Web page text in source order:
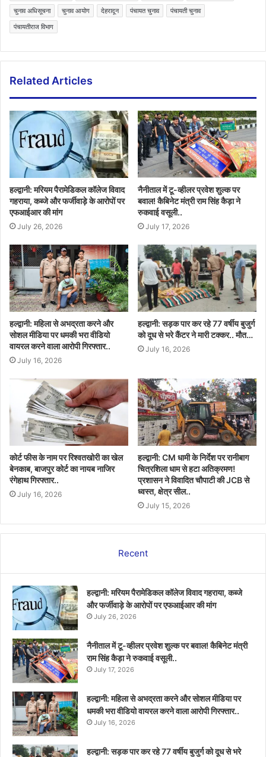
चुनाव अधिसूचना
चुनाव आयोग देहरादून पंचायत चुनाव
पंचायती चुनाव
पंचायतीराज विभाग
Related Articles
हल्द्वानी: मरियम पैरामेडिकल कॉलेज विवाद
गहराया, कब्जे और फर्जीवाड़े के आरोपों पर
एफआईआर की मांग
July 26, 2026
नैनीताल में टू-व्हीलर प्रवेश शुल्क पर
बवाल! कैबिनेट मंत्री राम सिंह कैड़ा ने
रुकवाई वसूली..
July 17, 2026
हल्द्वानी: महिला से अभद्रता करने और
सोशल मीडिया पर धमकी भरा वीडियो
वायरल करने वाला आरोपी गिरफ्तार..
July 16, 2026
हल्द्वानी: सड़क पार कर रहे 77 वर्षीय बुजुर्ग
को दूध से भरे कैंटर ने मारी टक्कर.. मौत…
July 16, 2026
कोर्ट फीस के नाम पर रिश्वतखोरी का खेल
बेनकाब, बाजपुर कोर्ट का नायब नाजिर
रंगेहाथ गिरफ्तार..
July 16, 2026
हल्द्वानी: CM धामी के निर्देश पर रानीबाग
चित्रशिला धाम से हटा अतिक्रमण!
प्रशासन ने विवादित चौपाटी की JCB से
ध्वस्त, क्षेत्र सील..
July 15, 2026
Recent
हल्द्वानी: मरियम पैरामेडिकल कॉलेज विवाद गहराया, कब्जे
और फर्जीवाड़े के आरोपों पर एफआईआर की मांग
July 26, 2026
नैनीताल में टू-व्हीलर प्रवेश शुल्क पर बवाल! कैबिनेट मंत्री
राम सिंह कैड़ा ने रुकवाई वसूली..
July 17, 2026
हल्द्वानी: महिला से अभद्रता करने और सोशल मीडिया पर
धमकी भरा वीडियो वायरल करने वाला आरोपी गिरफ्तार..
July 16, 2026
हल्द्वानी: सड़क पार कर रहे 77 वर्षीय बुजुर्ग को दूध से भरे